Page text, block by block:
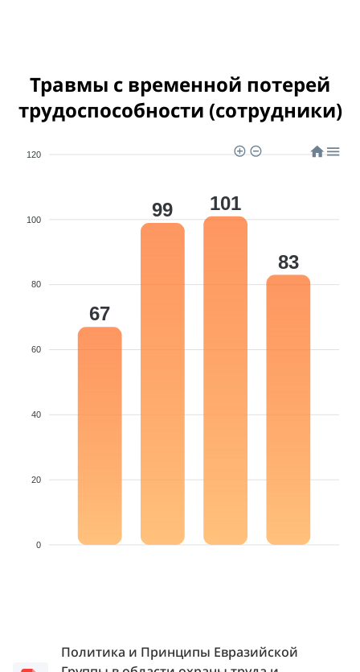
Травмы с временной потерей
трудоспособности (сотрудники)
120
100
80
60
40
20
0
67
99 101
83
Политика и Принципы Евразийской